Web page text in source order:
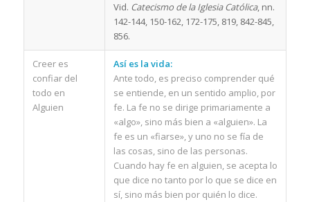
Vid. Catecismo de la Iglesia Católica, nn.
142-144, 150-162, 172-175, 819, 842-845,
856.
Creer es
confiar del
todo en
Alguien
Así es la vida:
Ante todo, es preciso comprender qué
se entiende, en un sentido amplio, por
fe. La fe no se dirige primariamente a
«algo», sino más bien a «alguien». La
fe es un «fiarse», y uno no se fía de
las cosas, sino de las personas.
Cuando hay fe en alguien, se acepta lo
que dice no tanto por lo que se dice en
sí, sino más bien por quién lo dice.